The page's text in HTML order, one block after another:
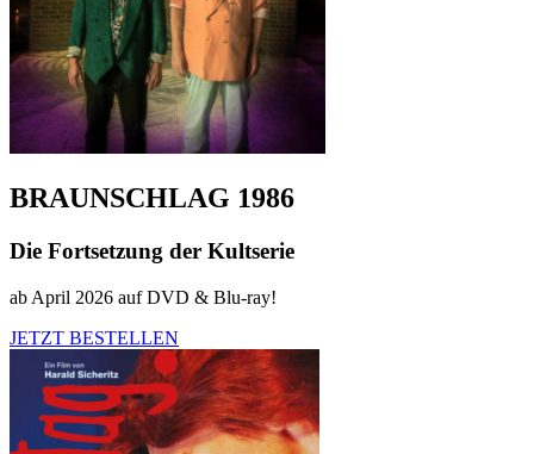
BRAUNSCHLAG 1986
Die Fortsetzung der Kultserie
ab April 2026 auf DVD & Blu-ray!
JETZT BESTELLEN